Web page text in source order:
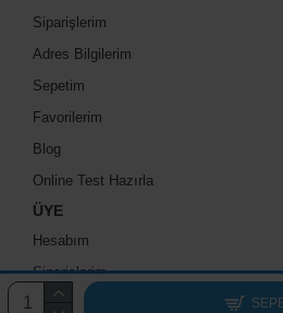
Siparişlerim
Adres Bilgilerim
Sepetim
Favorilerim
Blog
Online Test Hazırla
ÜYE
Hesabım
Siparişlerim